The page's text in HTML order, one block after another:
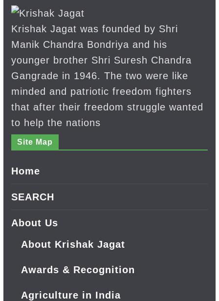
Krishak Jagat was founded by Shri
Manik Chandra Bondriya and his
younger brother Shri Suresh Chandra
Gangrade in 1946. The two were like
minded and patriotic freedom fighters
that after their freedom struggle wanted
to help the nations
Site Map
Home
SEARCH
About Us
About Krishak Jagat
Awards & Recognition
Agriculture in India